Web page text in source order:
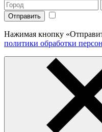
Нажимая кнопку
политики обработки